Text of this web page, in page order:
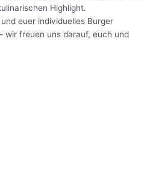
Highlight.
euer individuelles Burger
wir freuen uns darauf, euch und